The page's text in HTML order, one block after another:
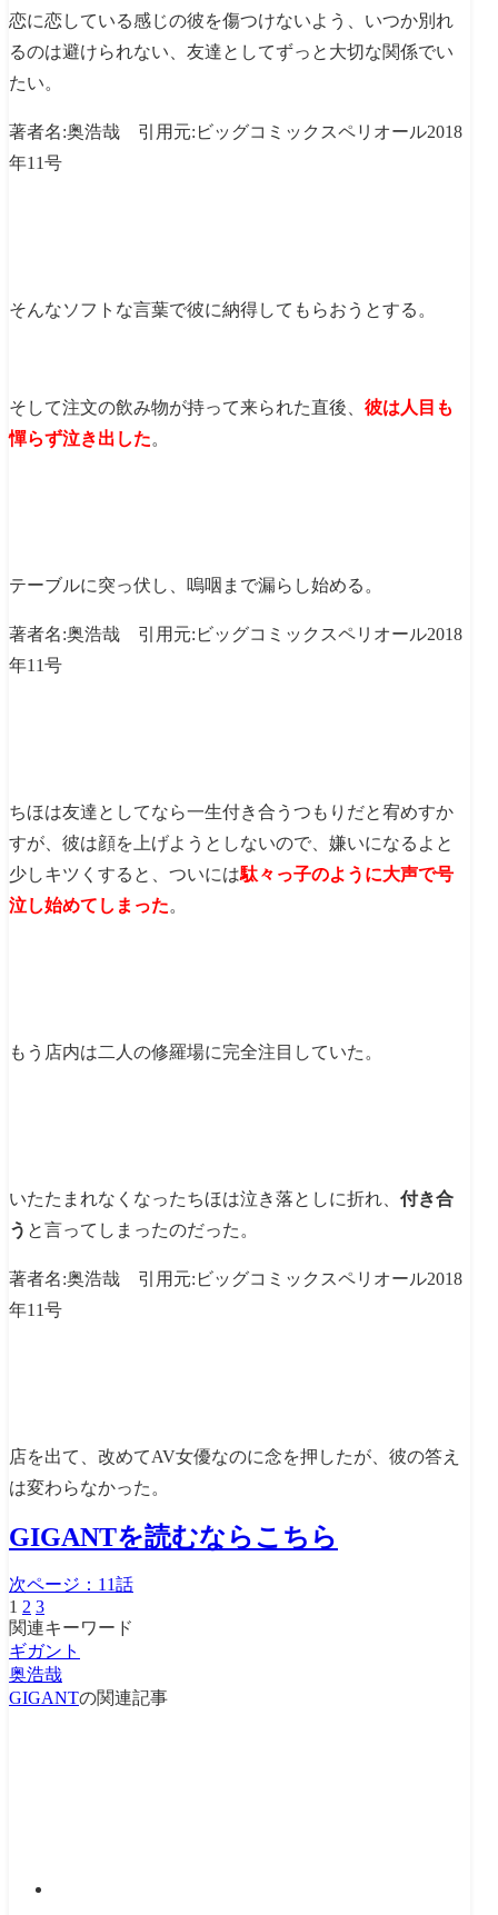
恋に恋している感じの彼を傷つけないよう、いつか別れ
るのは避けられない、友達としてずっと大切な関係でい
たい。
著者名:奥浩哉 引用元:ビッグコミックスペリオール2018
年11号
そんなソフトな言葉で彼に納得してもらおうとする。
そして注文の飲み物が持って来られた直後、 彼は人目も
憚らず泣き出した。
テーブルに突っ伏し、嗚咽まで漏らし始める。
著者名:奥浩哉 引用元:ビッグコミックスペリオール2018
年11号
ちほは友達としてなら一生付き合うつもりだと宥めすか
すが、彼は顔を上げようとしないので、嫌いになるよと
少しキツくすると、ついには駄々っ子のように大声で号
泣し始めてしまった。
もう店内は二人の修羅場に完全注目していた。
いたたまれなくなったちほは泣き落としに折れ、 付き合
う と言ってしまったのだった。
著者名:奥浩哉 引用元:ビッグコミックスペリオール2018
年11号
店を出て、改めてAV女優なのに念を押したが、彼の答え
は変わらなかった。
GIGANTを読むならこちら
次ページ： 11話
1 2 3
関連キーワード
ギガント
奥浩哉
GIGANTの関連記事